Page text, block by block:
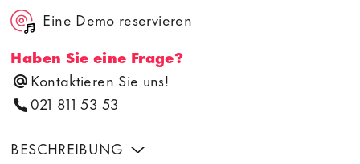
Eine Demo reservieren
Haben Sie eine Frage?
Kontaktieren Sie uns!
021 811 53 53
BESCHREIBUNG